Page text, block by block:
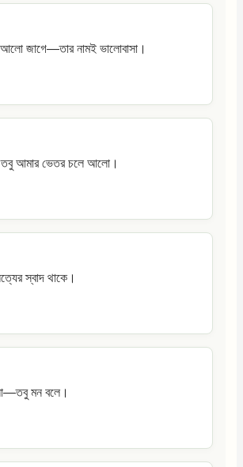
জাগে—তার নামই ভালোবাসা।
তবু আমার ভেতর চলে আলো।
স্বাদ থাকে।
মন বলে।